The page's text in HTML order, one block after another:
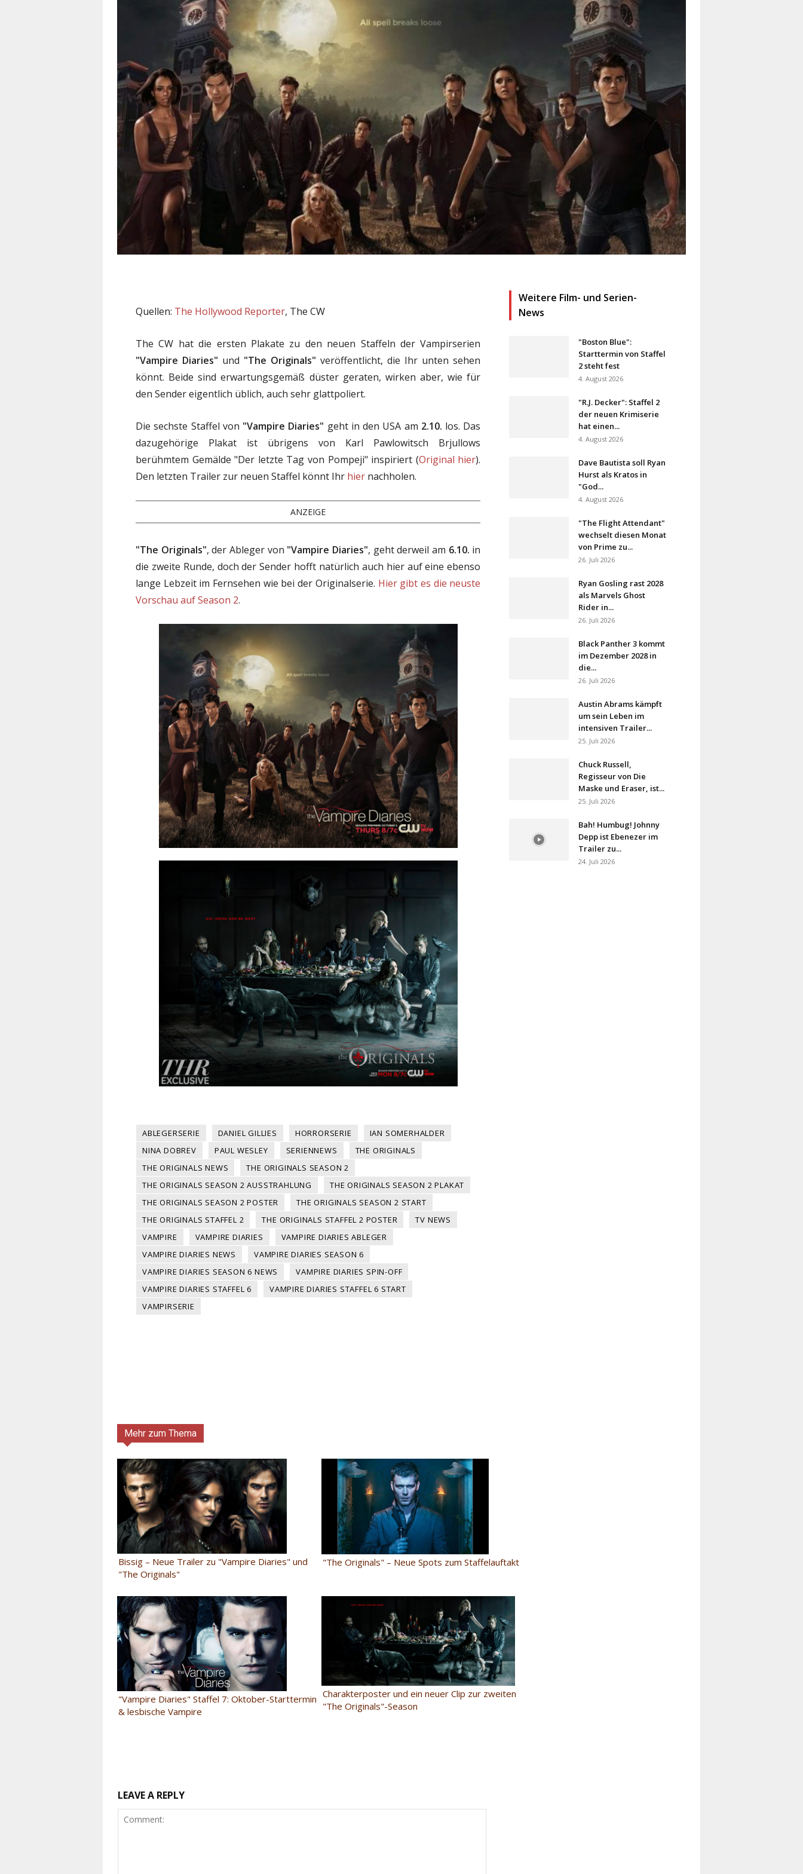
Quellen: The Hollywood Reporter, The CW
The CW hat die ersten Plakate zu den neuen Staffeln der Vampirserien
"Vampire Diaries" und "The Originals" veröffentlicht, die Ihr unten sehen
könnt. Beide sind erwartungsgemäß düster geraten, wirken aber, wie für
den Sender eigentlich üblich, auch sehr glattpoliert.
Die sechste Staffel von "Vampire Diaries" geht in den USA am 2.10. los. Das
dazugehörige Plakat ist übrigens von Karl Pawlowitsch Brjullows
berühmtem Gemälde "Der letzte Tag von Pompeji" inspiriert (Original hier).
Den letzten Trailer zur neuen Staffel könnt Ihr hier nachholen.
ANZEIGE
"The Originals", der Ableger von "Vampire Diaries", geht derweil am 6.10. in
die zweite Runde, doch der Sender hofft natürlich auch hier auf eine ebenso
lange Lebzeit im Fernsehen wie bei der Originalserie. Hier gibt es die neuste
Vorschau auf Season 2.
ABLEGERSERIE DANIEL GILLIES HORRORSERIE
IAN SOMERHALDER
NINA DOBREV
PAUL WESLEY SERIENNEWS
THE ORIGINALS
THE ORIGINALS NEWS
THE ORIGINALS SEASON 2
THE ORIGINALS SEASON 2 AUSSTRAHLUNG
THE ORIGINALS SEASON 2 PLAKAT
THE ORIGINALS SEASON 2 POSTER
THE ORIGINALS SEASON 2 START
THE ORIGINALS STAFFEL 2
THE ORIGINALS STAFFEL 2 POSTER
TV NEWS
VAMPIRE
VAMPIRE DIARIES
VAMPIRE DIARIES ABLEGER
VAMPIRE DIARIES NEWS
VAMPIRE DIARIES SEASON 6
VAMPIRE DIARIES SEASON 6 NEWS
VAMPIRE DIARIES SPIN-OFF
VAMPIRE DIARIES STAFFEL 6
VAMPIRE DIARIES STAFFEL 6 START
VAMPIRSERIE
Weitere Film- und Serien-
News
"Boston Blue":
Starttermin von Staffel
2 steht fest
4. August 2026
"R.J. Decker": Staffel 2
der neuen Krimiserie
hat einen...
4. August 2026
Dave Bautista soll Ryan
Hurst als Kratos in
"God...
4. August 2026
"The Flight Attendant"
wechselt diesen Monat
von Prime zu...
26. Juli 2026
Ryan Gosling rast 2028
als Marvels Ghost
Rider in...
26. Juli 2026
Black Panther 3 kommt
im Dezember 2028 in
die...
26. Juli 2026
Austin Abrams kämpft
um sein Leben im
intensiven Trailer...
25. Juli 2026
Chuck Russell,
Regisseur von Die
Maske und Eraser, ist...
25. Juli 2026
Bah! Humbug! Johnny
Depp ist Ebenezer im
Trailer zu...
24. Juli 2026
Mehr zum Thema
Bissig – Neue Trailer zu "Vampire Diaries" und
"The Originals"
"The Originals" – Neue Spots zum Staffelauftakt
"Vampire Diaries" Staffel 7: Oktober-Starttermin
& lesbische Vampire
Charakterposter und ein neuer Clip zur zweiten
"The Originals"-Season
LEAVE A REPLY